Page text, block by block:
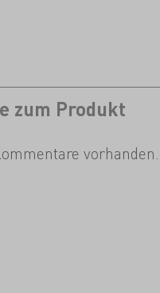
zum Produkt
vorhanden.